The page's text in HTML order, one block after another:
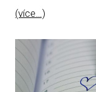
(více…)